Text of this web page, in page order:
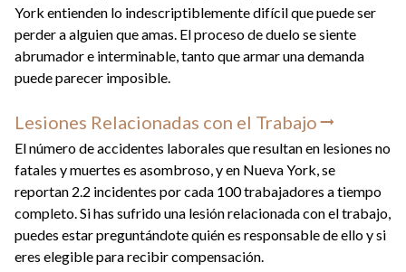
York entienden lo indescriptiblemente difícil que puede ser
perder a alguien que amas. El proceso de duelo se siente
abrumador e interminable, tanto que armar una demanda
puede parecer imposible.
Lesiones Relacionadas con el Trabajo
El número de accidentes laborales que resultan en lesiones no
fatales y muertes es asombroso, y en Nueva York, se
reportan 2.2 incidentes por cada 100 trabajadores a tiempo
completo. Si has sufrido una lesión relacionada con el trabajo,
puedes estar preguntándote quién es responsable de ello y si
eres elegible para recibir compensación.